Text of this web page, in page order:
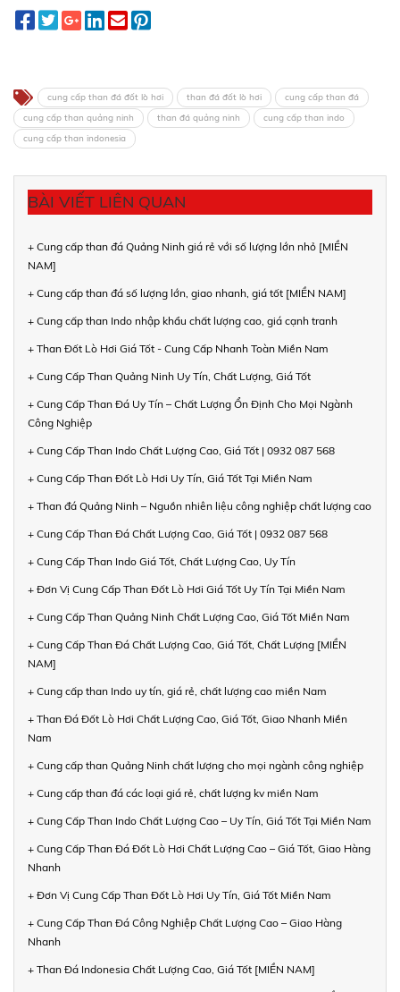
cung cấp than đá đốt lò hơi than đá đốt lò hơi
cung cấp than đá
cung cấp than quảng ninh
than đá quảng ninh
cung cấp than indo
cung cấp than indonesia
BÀI VIẾT LIÊN QUAN
+ Cung cấp than đá Quảng Ninh giá rẻ với số lượng lớn nhỏ [MIỀN
NAM]
+ Cung cấp than đá số lượng lớn, giao nhanh, giá tốt [MIỀN NAM]
+ Cung cấp than Indo nhập khẩu chất lượng cao, giá cạnh tranh
+ Than Đốt Lò Hơi Giá Tốt - Cung Cấp Nhanh Toàn Miền Nam
+ Cung Cấp Than Quảng Ninh Uy Tín, Chất Lượng, Giá Tốt
+ Cung Cấp Than Đá Uy Tín – Chất Lượng Ổn Định Cho Mọi Ngành
Công Nghiệp
+ Cung Cấp Than Indo Chất Lượng Cao, Giá Tốt | 0932 087 568
+ Cung Cấp Than Đốt Lò Hơi Uy Tín, Giá Tốt Tại Miền Nam
+ Than đá Quảng Ninh – Nguồn nhiên liệu công nghiệp chất lượng cao
+ Cung Cấp Than Đá Chất Lượng Cao, Giá Tốt | 0932 087 568
+ Cung Cấp Than Indo Giá Tốt, Chất Lượng Cao, Uy Tín
+ Đơn Vị Cung Cấp Than Đốt Lò Hơi Giá Tốt Uy Tín Tại Miền Nam
+ Cung Cấp Than Quảng Ninh Chất Lượng Cao, Giá Tốt Miền Nam
+ Cung Cấp Than Đá Chất Lượng Cao, Giá Tốt, Chất Lượng [MIỀN
NAM]
+ Cung cấp than Indo uy tín, giá rẻ, chất lượng cao miền Nam
+ Than Đá Đốt Lò Hơi Chất Lượng Cao, Giá Tốt, Giao Nhanh Miền
Nam
+ Cung cấp than Quảng Ninh chất lượng cho mọi ngành công nghiệp
+ Cung cấp than đá các loại giá rẻ, chất lượng kv miền Nam
+ Cung Cấp Than Indo Chất Lượng Cao – Uy Tín, Giá Tốt Tại Miền Nam
+ Cung Cấp Than Đá Đốt Lò Hơi Chất Lượng Cao – Giá Tốt, Giao Hàng
Nhanh
+ Đơn Vị Cung Cấp Than Đốt Lò Hơi Uy Tín, Giá Tốt Miền Nam
+ Cung Cấp Than Đá Công Nghiệp Chất Lượng Cao – Giao Hàng
Nhanh
+ Than Đá Indonesia Chất Lượng Cao, Giá Tốt [MIỀN NAM]